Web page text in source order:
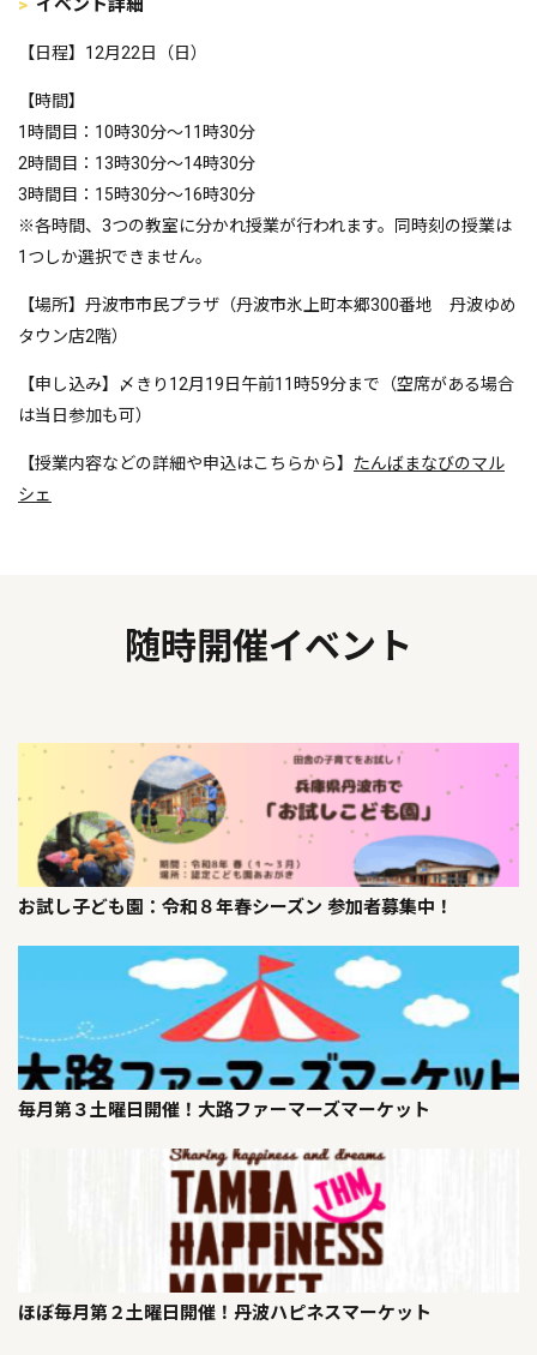
イベント詳細
【日程】12月22日（日）
【時間】
1時間目：10時30分～11時30分
2時間目：13時30分～14時30分
3時間目：15時30分～16時30分
※各時間、3つの教室に分かれ授業が行われます。同時刻の授業は
1つしか選択できません。
【場所】丹波市市民プラザ（丹波市氷上町本郷300番地 丹波ゆめ
タウン店2階）
【申し込み】〆きり12月19日午前11時59分まで（空席がある場合
は当日参加も可）
【授業内容などの詳細や申込はこちらから】 たんばまなびのマル
シェ
随時開催イベント
お試し子ども園：令和８年春シーズン 参加者募集中！
毎月第３土曜日開催！大路ファーマーズマーケット
ほぼ毎月第２土曜日開催！丹波ハピネスマーケット